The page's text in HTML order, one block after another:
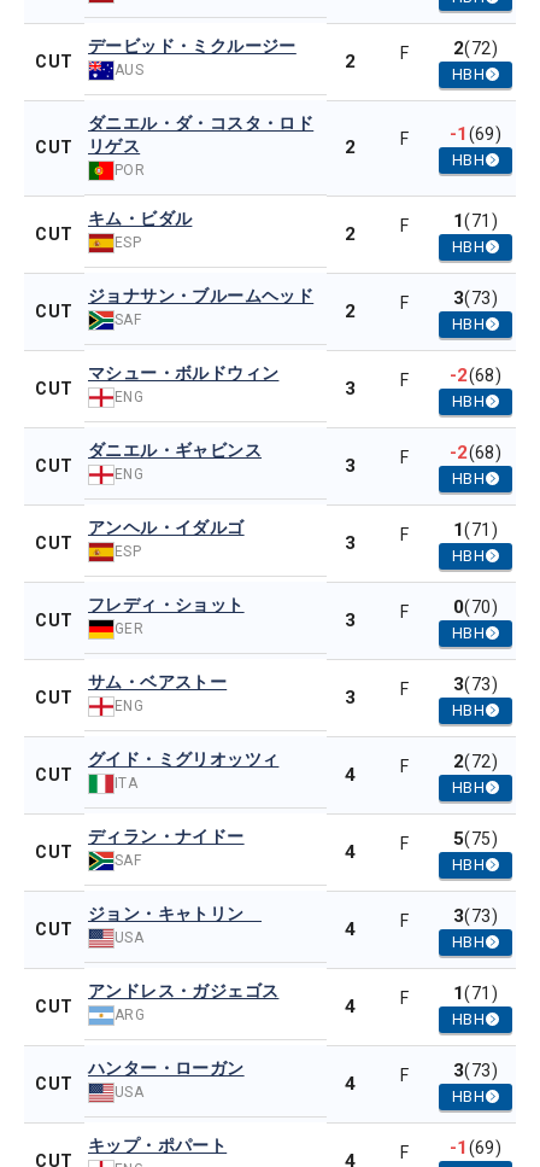
CUT
デービッド・ミクルージー
AUS 2 F 2(72)
HBH
CUT
ダニエル・ダ・コスタ・ロド
リゲス
POR
2 F -1(69)
HBH
CUT
キム・ビダル
ESP 2 F 1(71)
HBH
CUT
ジョナサン・ブルームヘッド
SAF 2 F 3(73)
HBH
CUT
マシュー・ボルドウィン
ENG 3 F -2(68)
HBH
CUT
ダニエル・ギャビンス
ENG 3 F -2(68)
HBH
CUT
アンヘル・イダルゴ
ESP 3 F 1(71)
HBH
CUT
フレディ・ショット
GER 3 F 0(70)
HBH
CUT
サム・ベアストー
ENG 3 F 3(73)
HBH
CUT
グイド・ミグリオッツィ
ITA 4 F 2(72)
HBH
CUT
ディラン・ナイドー
SAF 4 F 5(75)
HBH
CUT
ジョン・キャトリン
USA 4 F 3(73)
HBH
CUT
アンドレス・ガジェゴス
ARG 4 F 1(71)
HBH
CUT
ハンター・ローガン
USA 4 F 3(73)
HBH
CUT
キップ・ポパート
4 F -1(69)